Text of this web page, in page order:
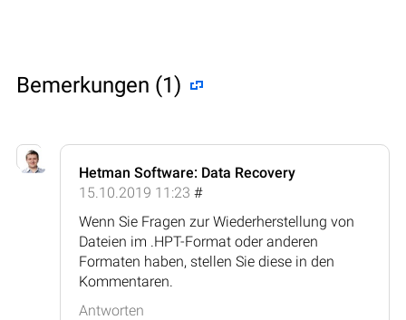
Bemerkungen (1)
Hetman Software: Data Recovery
15.10.2019 11:23 #
Wenn Sie Fragen zur Wiederherstellung von
Dateien im .HPT-Format oder anderen
Formaten haben, stellen Sie diese in den
Kommentaren.
Antworten